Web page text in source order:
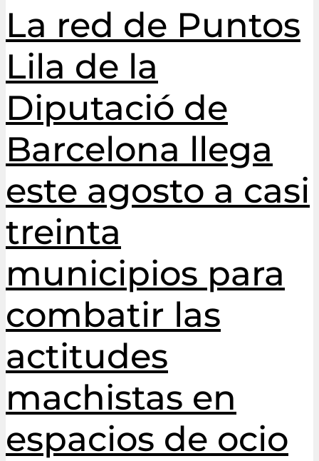
La red de Puntos
Lila de la
Diputació de
Barcelona llega
este agosto a casi
treinta
municipios para
combatir las
actitudes
machistas en
espacios de ocio